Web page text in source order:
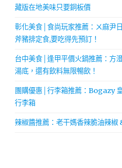
藏版在地美味只要銅板價
彰化美食│食尚玩家推薦：ㄨ麻尹
斧豬排定食,要吃得先預訂！
台中美食│逢甲平價火鍋推薦：方
湯底，還有飲料無限暢飲！
團購優惠│行李箱推薦：Bogazy
行李箱
辣椒醬推薦：老干媽香辣脆油辣椒